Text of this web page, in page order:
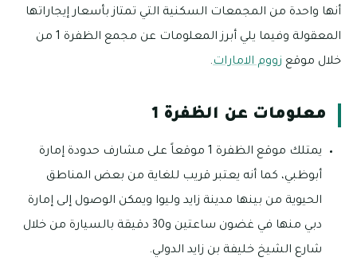
أنها واحدة من المجمعات السكنية التي تمتاز بأسعار إيجاراتها
المعقولة وفيما يلي أبرز المعلومات عن مجمع الظفرة 1 من
خلال موقع زووم الامارات.
معلومات عن الظفرة 1
يمتلك موقع الظفرة 1 موقعاً على مشارف حدودة إمارة
أبوظبي، كما أنه يعتبر قريب للغاية من بعض المناطق
الحيوية من بينها مدينة زايد وليوا ويمكن الوصول إلى إمارة
دبي منها في غضون ساعتين و30 دقيقة بالسيارة من خلال
شارع الشيخ خليفة بن زايد الدولي.